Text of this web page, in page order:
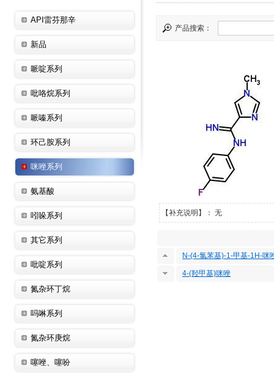
API雷芬那辛
新品
哌啶系列
吡咯烷系列
哌嗪系列
环己胺系列
咪唑系列
氨基酸
吲哚系列
其它系列
吡啶系列
氮杂环丁烷
吗啉系列
氮杂环庚烷
噻唑、噻吩
产品搜索：
【补充说明】： 无
N-(4-氯苯基)-1-甲基-1H-咪
4-(羟甲基)咪唑